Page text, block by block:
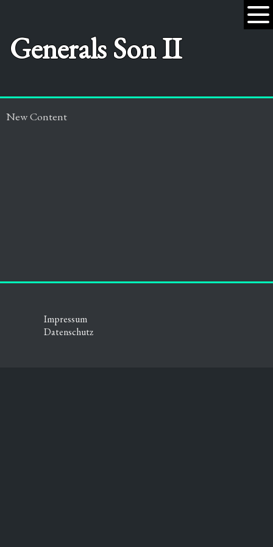
Generals Son II
New Content
Impressum
Datenschutz